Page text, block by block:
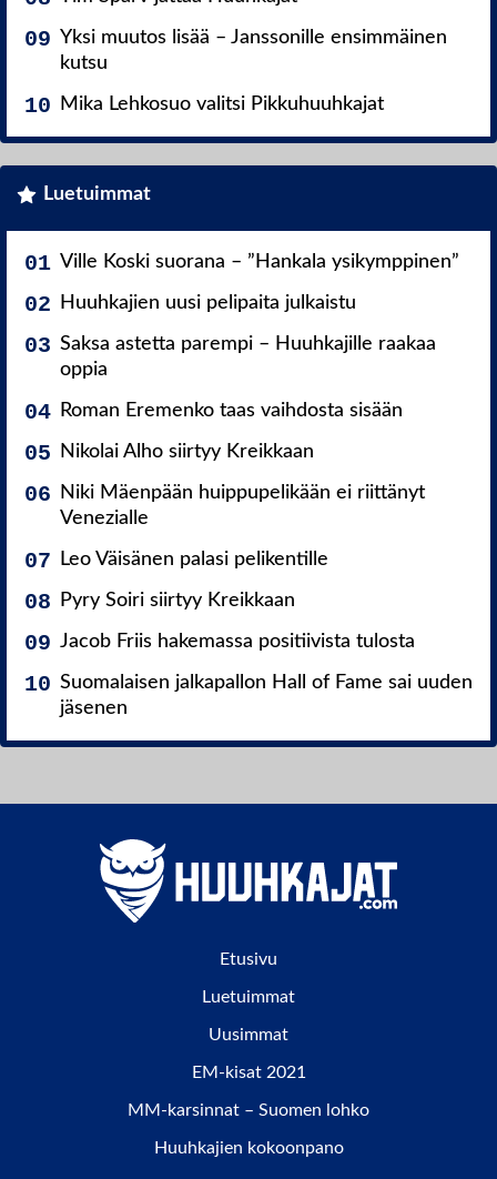
Yksi muutos lisää – Janssonille ensimmäinen
kutsu
Mika Lehkosuo valitsi Pikkuhuuhkajat
Luetuimmat
Ville Koski suorana – ”Hankala ysikymppinen”
Huuhkajien uusi pelipaita julkaistu
Saksa astetta parempi – Huuhkajille raakaa
oppia
Roman Eremenko taas vaihdosta sisään
Nikolai Alho siirtyy Kreikkaan
Niki Mäenpään huippupelikään ei riittänyt
Venezialle
Leo Väisänen palasi pelikentille
Pyry Soiri siirtyy Kreikkaan
Jacob Friis hakemassa positiivista tulosta
Suomalaisen jalkapallon Hall of Fame sai uuden
jäsenen
Etusivu
Luetuimmat
Uusimmat
EM-kisat 2021
MM-karsinnat – Suomen lohko
Huuhkajien kokoonpano